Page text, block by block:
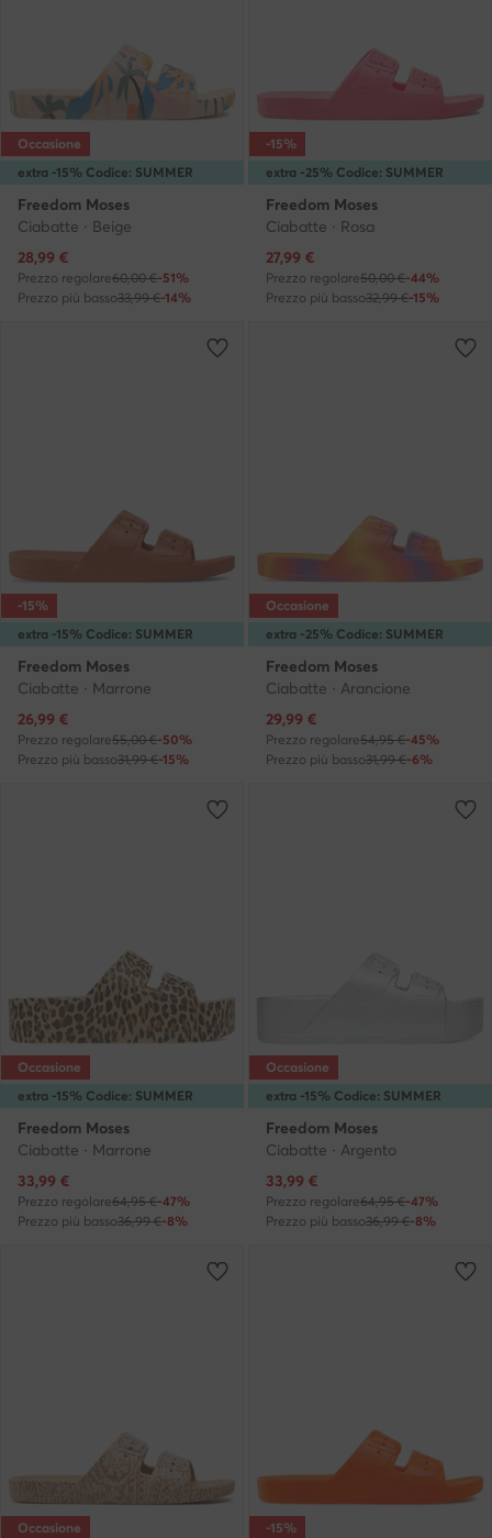
extra -15% Codice: SUMMER
Occasione
Freedom Moses
Ciabatte · Beige
Prezzo attuale
28,99 €
Prezzo regolare60,00 €-51%
Prezzo più basso33,99 €-14%
extra -25% Codice: SUMMER
-15%
Freedom Moses
Ciabatte · Rosa
Prezzo attuale
27,99 €
Prezzo regolare50,00 €-44%
Prezzo più basso32,99 €-15%
extra -15% Codice: SUMMER
-15%
Freedom Moses
Ciabatte · Marrone
Prezzo attuale
26,99 €
Prezzo regolare55,00 €-50%
Prezzo più basso31,99 €-15%
extra -25% Codice: SUMMER
Occasione
Freedom Moses
Ciabatte · Arancione
Prezzo attuale
29,99 €
Prezzo regolare54,95 €-45%
Prezzo più basso31,99 €-6%
extra -15% Codice: SUMMER
Occasione
Freedom Moses
Ciabatte · Marrone
Prezzo attuale
33,99 €
Prezzo regolare64,95 €-47%
Prezzo più basso36,99 €-8%
extra -15% Codice: SUMMER
Occasione
Freedom Moses
Ciabatte · Argento
Prezzo attuale
33,99 €
Prezzo regolare64,95 €-47%
Prezzo più basso36,99 €-8%
Occasione -15%